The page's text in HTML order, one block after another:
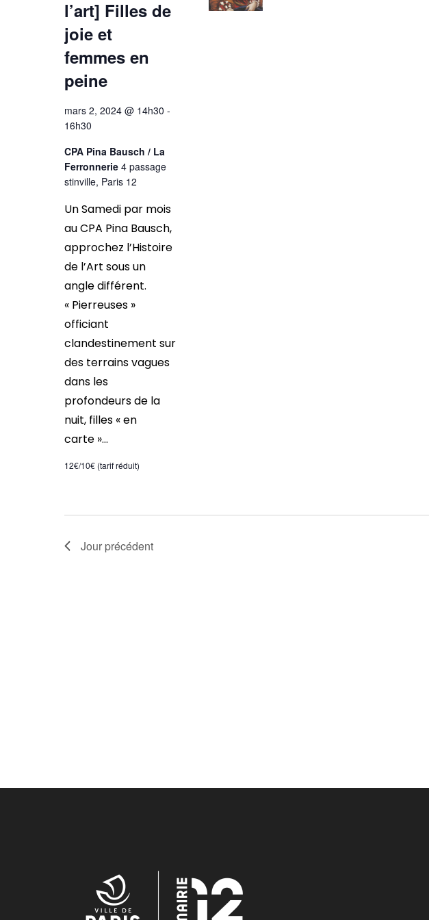
l’art] Filles de
joie et
femmes en
peine
mars 2, 2024 @ 14h30 -
16h30
CPA Pina Bausch / La
Ferronnerie 4 passage
stinville, Paris 12
Un Samedi par mois
au CPA Pina Bausch,
approchez l’Histoire
de l’Art sous un
angle différent.
« Pierreuses »
officiant
clandestinement sur
des terrains vagues
dans les
profondeurs de la
nuit, filles « en
carte »...
12€/10€ (tarif réduit)
Jour précédent